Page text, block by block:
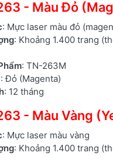
- Màu Đỏ
: Mực laser màu đỏ
: Khoảng 1.400 trang
: TN-263M
: Đỏ (Magenta)
: 12 tháng
- Màu Vàng
: Mực laser màu vàng
: Khoảng 1.400 trang